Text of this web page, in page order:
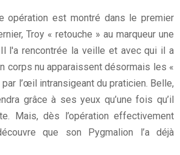
opération est montré dans le premier
Troy « retouche » au marqueur une
l'a rencontrée la veille et avec qui il a
corps nu apparaissent désormais les «
l’œil intransigeant du praticien. Belle,
grâce à ses yeux qu’une fois qu’il
Mais, dès l’opération effectivement
que son Pygmalion l’a déjà